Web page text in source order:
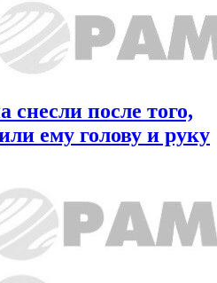
снесли после того,
ему голову и руку